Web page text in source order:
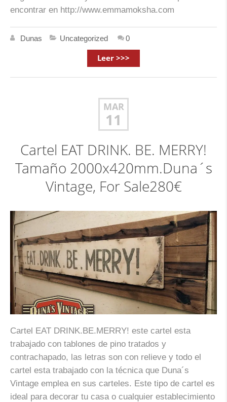
encontrar en http://www.emmamoksha.com
Dunas Uncategorized 0
Leer >>>
MAR
11
Cartel EAT DRINK. BE. MERRY!
Tamaño 2000x420mm.Duna´s
Vintage, For Sale280€
Cartel EAT DRINK.BE.MERRY! este cartel esta
trabajado con tablones de pino tratados y
contrachapado, las letras son con relieve y todo el
cartel esta trabajado con la técnica que Duna´s
Vintage emplea en sus carteles. Este tipo de cartel es
ideal para decorar tu casa o cualquier establecimiento